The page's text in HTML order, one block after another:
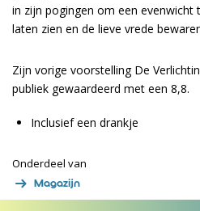
in zijn pogingen om een evenwicht
laten zien en de lieve vrede
Zijn vorige voorstelling De
publiek gewaardeerd met een 8,8.
Inclusief een drankje
Onderdeel van
Magazijn